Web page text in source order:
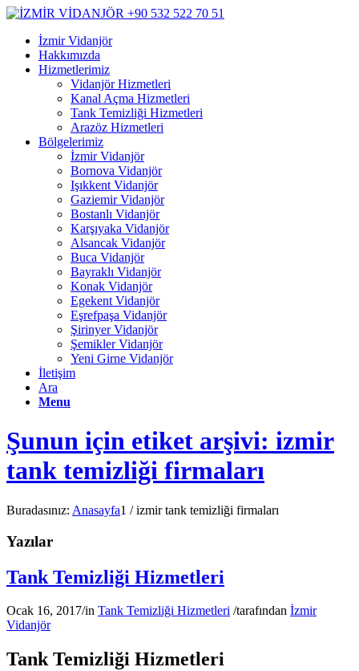
İzmir Vidanjör
Hakkımızda
Hizmetlerimiz
Vidanjör Hizmetleri
Kanal Açma Hizmetleri
Tank Temizliği Hizmetleri
Arazöz Hizmetleri
Bölgelerimiz
İzmir Vidanjör
Bornova Vidanjör
Işıkkent Vidanjör
Gaziemir Vidanjör
Bostanlı Vidanjör
Karşıyaka Vidanjör
Alsancak Vidanjör
Buca Vidanjör
Bayraklı Vidanjör
Konak Vidanjör
Egekent Vidanjör
Eşrefpaşa Vidanjör
Şirinyer Vidanjör
Şemikler Vidanjör
Yeni Girne Vidanjör
İletişim
Ara
Menu
Şunun için etiket arşivi: izmir
tank temizliği firmaları
Buradasınız: Anasayfa1 / izmir tank temizliği firmaları
Yazılar
Tank Temizliği Hizmetleri
Ocak 16, 2017/in Tank Temizliği Hizmetleri /tarafından İzmir
Vidanjör
Tank Temizliği Hizmetleri